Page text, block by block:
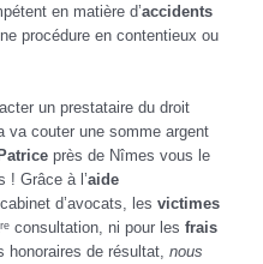
en matière d’accidents
procédure en contentieux ou
un prestataire du droit
va couter une somme argent
près de Nîmes vous le
! Grâce à l’aide
d’avocats, les victimes
consultation, ni pour les frais
honoraires de résultat, nous